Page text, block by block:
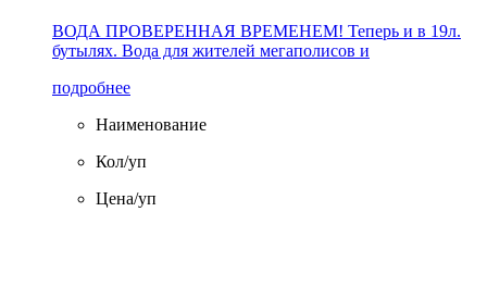
ВОДА ПРОВЕРЕННАЯ ВРЕМЕНЕМ! Теперь и в 19л.
бутылях. Вода для жителей мегаполисов и
подробнее
Наименование
Кол/уп
Цена/уп